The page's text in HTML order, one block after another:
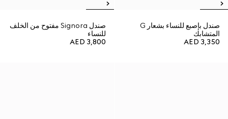
صندل بإصبع للنساء بشعار G
المتشابك
AED 3,350
صندل Signora مفتوح من الخلف
للنساء
AED 3,800